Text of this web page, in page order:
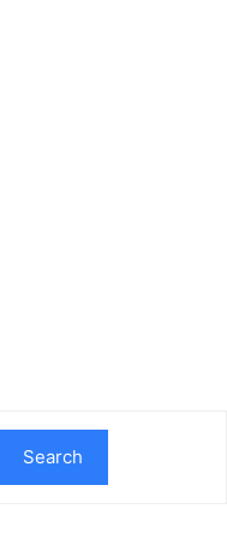
Search